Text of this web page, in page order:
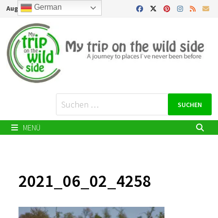
Zurück
Inhalt
August 9, 2026
Suchen
nach:
MENÜ
2021_06_02_4258
German